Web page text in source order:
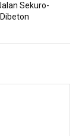
Sekuro-